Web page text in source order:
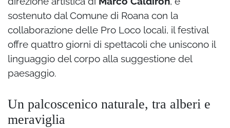
sostenuto dal Comune di Roana con la
collaborazione delle Pro Loco locali, il festival
offre quattro giorni di spettacoli che uniscono il
linguaggio del corpo alla suggestione del
paesaggio.
Un palcoscenico naturale, tra alberi e
meraviglia